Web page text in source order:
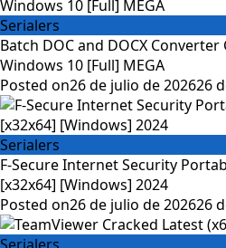
Serialers
Batch DOC and DOCX
Windows 10 [Full] MEGA
Posted on26 de julio de 202626
Serialers
F-Secure Internet Security
[x32x64] [Windows] 2024
Posted on26 de julio de 202626